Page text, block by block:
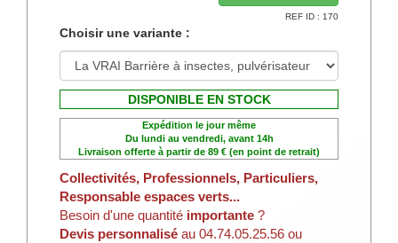
Si malgré tous nos conseils pour lutter
contre les guepes, frelons européen ou
frelon asiatique, vous ne vous sentez pas
l'âme d'un exterminateur-désinsectiseur,
vous pouvez contacter directement par
mail ou par téléphone une société experte
dans le traitement anti guêpes - Frelon -
Abeilles encliquant ici.
Besoin de plus d'infos ?
Visiter notre site d'information
REF ID : 170
Choisir une variante :
DISPONIBLE EN STOCK
Expédition le jour même
Du lundi au vendredi, avant 14h
Livraison offerte à partir de 89 € (en point de retrait)
Collectivités, Professionnels, Particuliers,
Responsable espaces verts...
Besoin d'une quantité importante ?
Devis personnalisé au 04.74.05.25.56 ou